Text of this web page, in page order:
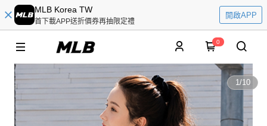
MLB Korea TW
首下載APP送折價券再抽限定禮
開啟APP
0
1/10